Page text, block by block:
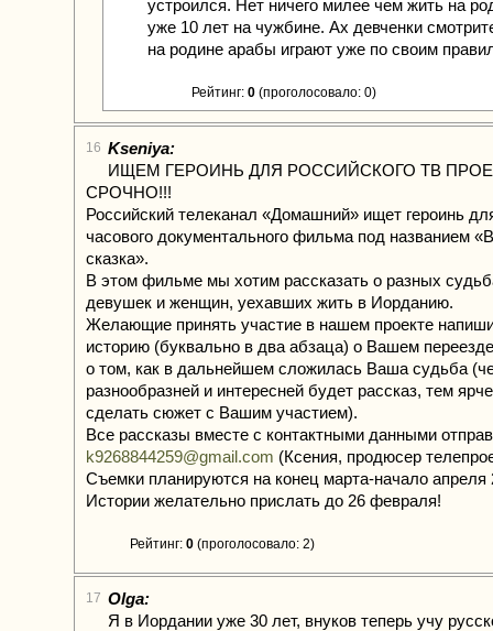
устроился. Нет ничего милее чем жить на
уже 10 лет на чужбине. Ах девченки
на родине арабы играют уже по своим
Рейтинг: 0 (проголосовало: 0)
16 Kseniya:
ИЩЕМ ГЕРОИНЬ ДЛЯ РОССИЙСКОГО ТВ
СРОЧНО!!!
Российский телеканал «Домашний» ищет героинь
часового документального фильма под названием
сказка».
В этом фильме мы хотим рассказать о разных
девушек и женщин, уехавших жить в Иорданию.
Желающие принять участие в нашем проекте
историю (буквально в два абзаца) о Вашем
о том, как в дальнейшем сложилась Ваша судьба
разнообразней и интересней будет рассказ, тем
сделать сюжет с Вашим участием).
Все рассказы вместе с контактными данными
k9268844259@gmail.com (Ксения, продюсер
Съемки планируются на конец марта-начало апреля
Истории желательно прислать до 26 февраля!
Рейтинг: 0 (проголосовало: 2)
17 Olga:
Я в Иордании уже 30 лет, внуков теперь учу